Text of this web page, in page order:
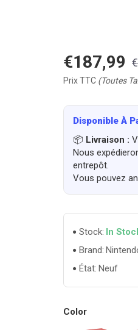
Disponible À
📦 Livraison :
Nous
entrepôt.
Vous pouvez
Stock: In
Brand:
État: Neuf
€187,99
Color
Prix TTC (Toutes